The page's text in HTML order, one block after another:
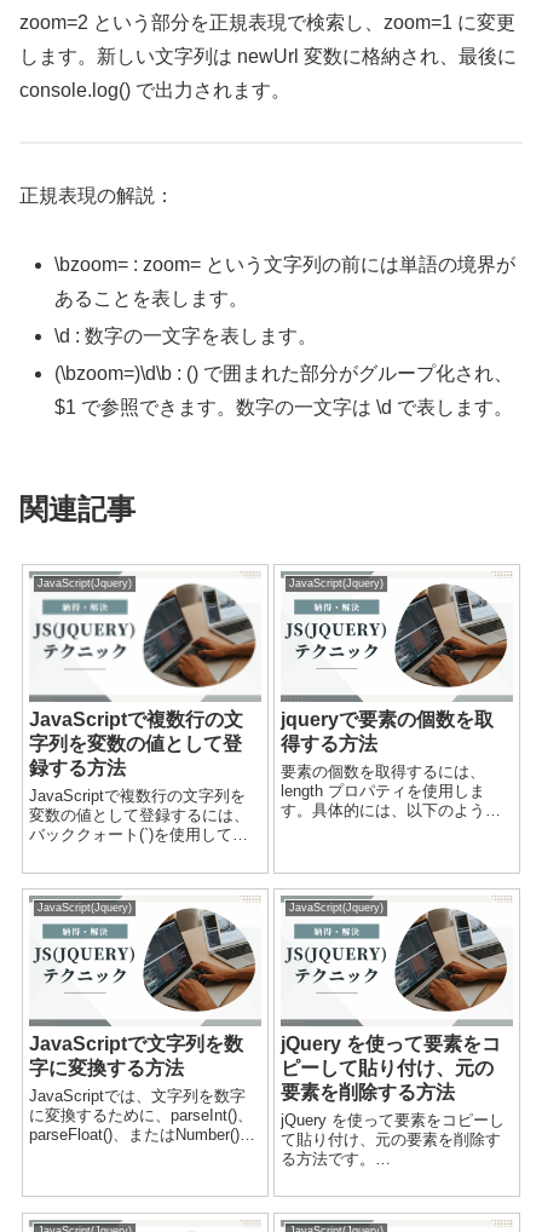
zoom=2 という部分を正規表現で検索し、zoom=1 に変更
します。新しい文字列は newUrl 変数に格納され、最後に
console.log() で出力されます。
正規表現の解説：
\bzoom= : zoom= という文字列の前には単語の境界が
あることを表します。
\d : 数字の一文字を表します。
(\bzoom=)\d\b : () で囲まれた部分がグループ化され、
$1 で参照できます。数字の一文字は \d で表します。
関連記事
JavaScript(Jquery)
JavaScriptで複数行の文
字列を変数の値として登
録する方法
JavaScriptで複数行の文字列を
変数の値として登録するには、
バッククォート(`)を使用して文
で導入されたテンプレートリテ
ラルと呼ばれる機能です。以下
は、バッククォートを使用して
複数行の文字列を変数に登録
す...
JavaScript(Jquery)
jqueryで要素の個数を取
得する方法
要素の個数を取得するには、
length プロパティを使用しま
す。具体的には、以下のように
div").length;このコードでは、
$("#gantt_head...
JavaScript(Jquery)
JavaScriptで文字列を数
字に変換する方法
JavaScriptでは、文字列を数字
に変換するために、parseInt()、
parseFloat()、またはNumber()と
す。parseInt()parseInt()関数は、
文...
JavaScript(Jquery)
jQuery を使って要素をコ
ピーして貼り付け、元の
要素を削除する方法
jQuery を使って要素をコピーし
て貼り付け、元の要素を削除す
る方法です。
var contentSpan = $('#content >
span').clone(); $...